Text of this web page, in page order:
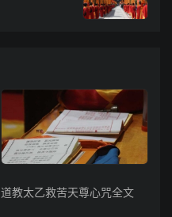
道教太乙救苦天尊心咒全文